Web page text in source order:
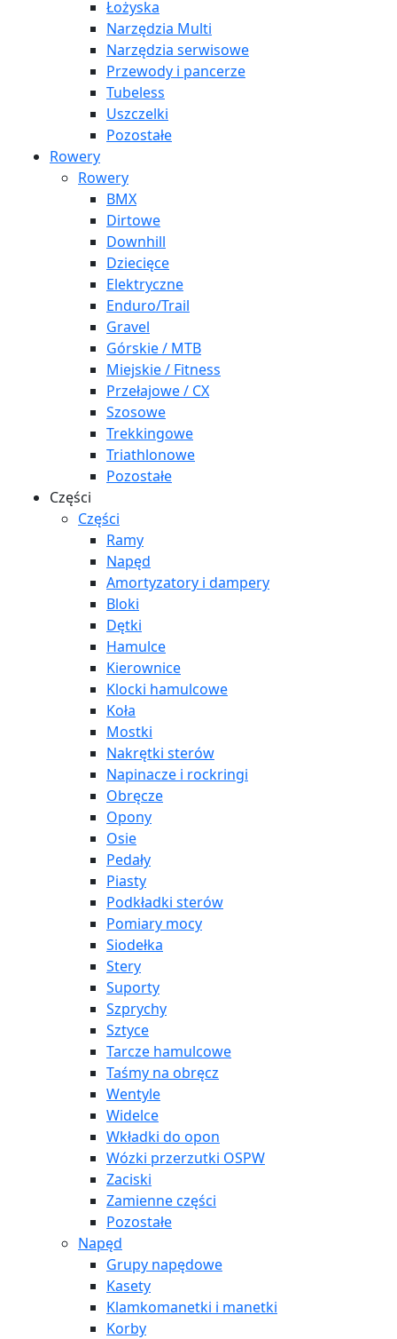
Łożyska
Narzędzia Multi
Narzędzia serwisowe
Przewody i pancerze
Tubeless
Uszczelki
Pozostałe
Rowery
Rowery
BMX
Dirtowe
Downhill
Dziecięce
Elektryczne
Enduro/Trail
Gravel
Górskie / MTB
Miejskie / Fitness
Przełajowe / CX
Szosowe
Trekkingowe
Triathlonowe
Pozostałe
Części
Części
Ramy
Napęd
Amortyzatory i dampery
Bloki
Dętki
Hamulce
Kierownice
Klocki hamulcowe
Koła
Mostki
Nakrętki sterów
Napinacze i rockringi
Obręcze
Opony
Osie
Pedały
Piasty
Podkładki sterów
Pomiary mocy
Siodełka
Stery
Suporty
Szprychy
Sztyce
Tarcze hamulcowe
Taśmy na obręcz
Wentyle
Widelce
Wkładki do opon
Wózki przerzutki OSPW
Zaciski
Zamienne części
Pozostałe
Napęd
Grupy napędowe
Kasety
Klamkomanetki i manetki
Korby